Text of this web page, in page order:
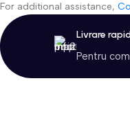
For additional assistance,
Livrare
Pentru